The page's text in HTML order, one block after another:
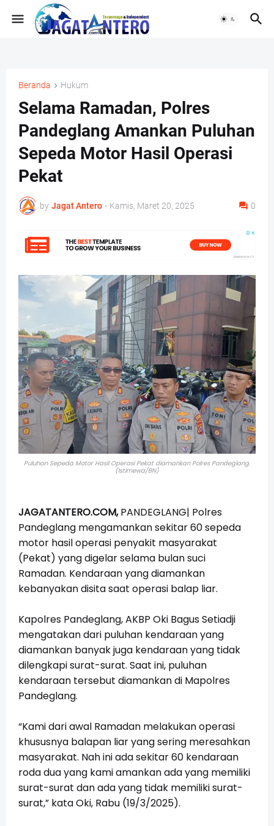
Beranda Hukum
Selama Ramadan, Polres
Pandeglang Amankan Puluhan
Sepeda Motor Hasil Operasi
Pekat
by Jagat Antero - Kamis, Maret 20, 2025 0
Puluhan Sepeda Motor Hasil Operasi Pekat diamankan Polres Pandeglang.
(Istimewa/BN)
JAGATANTERO.COM,PANDEGLANG| Polres
Pandeglang mengamankan sekitar 60 sepeda
motor hasil operasi penyakit masyarakat
(Pekat) yang digelar selama bulan suci
Ramadan. Kendaraan yang diamankan
kebanyakan disita saat operasi balap liar.
Kapolres Pandeglang, AKBP Oki Bagus Setiadji
mengatakan dari puluhan kendaraan yang
diamankan banyak juga kendaraan yang tidak
dilengkapi surat-surat. Saat ini, puluhan
kendaraan tersebut diamankan di Mapolres
Pandeglang.
“Kami dari awal Ramadan melakukan operasi
khususnya balapan liar yang sering meresahkan
masyarakat. Nah ini ada sekitar 60 kendaraan
roda dua yang kami amankan ada yang memiliki
surat-surat dan ada yang tidak memiliki surat-
surat,” kata Oki, Rabu (19/3/2025).